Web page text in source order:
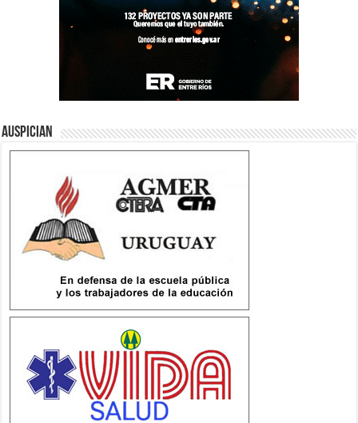
Auspician